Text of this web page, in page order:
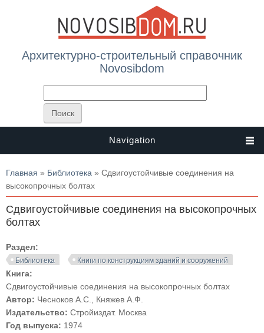
Архитектурно-строительный справочник
Novosibdom
Navigation
Вы здесь
Главная » Библиотека » Сдвигоустойчивые соединения на
высокопрочных болтах
Сдвигоустойчивые соединения на высокопрочных
болтах
Раздел:
Библиотека Книги по конструкциям зданий и сооружений
Книга:
Сдвигоустойчивые соединения на высокопрочных болтах
Автор: Чесноков А.С., Княжев А.Ф.
Издательство: Стройиздат. Москва
Год выпуска: 1974